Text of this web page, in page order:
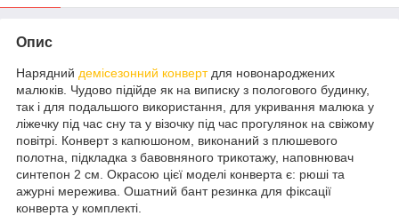
Опис
Нарядний демісезонний конвертдля новонароджених
малюків. Чудово підійде як на виписку з пологового будинку,
так і для подальшого використання, для укривання малюка у
ліжечку під час сну та у візочку під час прогулянок на свіжому
повітрі. Конверт з капюшоном, виконаний з плюшевого
полотна, підкладка з бавовняного трикотажу, наповнювач
синтепон 2 см. Окрасою цієї моделі конверта є: рюші та
ажурні мережива. Ошатний бант резинка для фіксації
конверта у комплекті.